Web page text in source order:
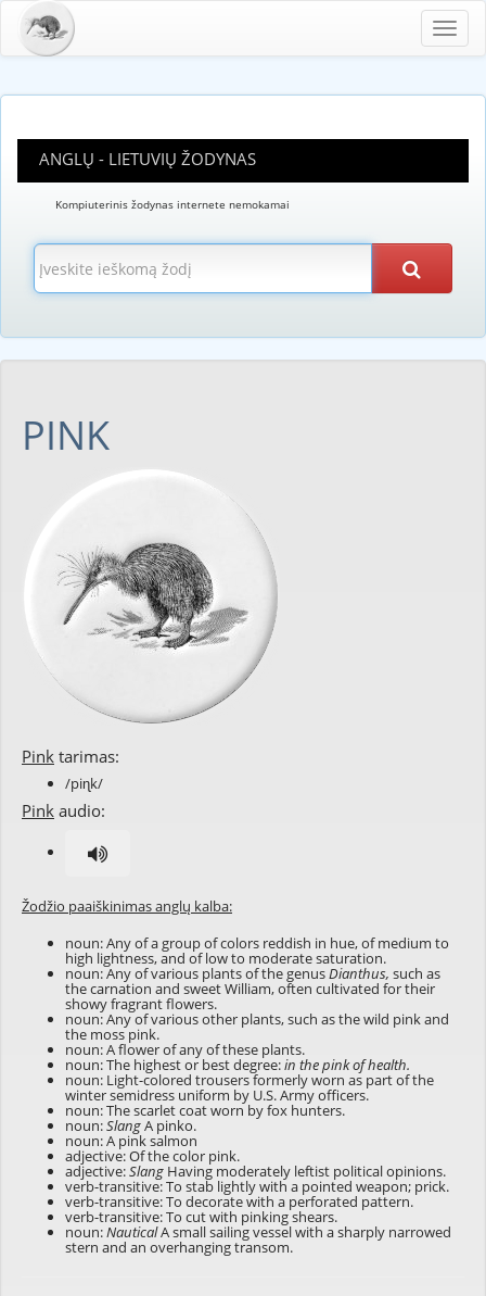
ANGLŲ - LIETUVIŲ ŽODYNAS
Kompiuterinis žodynas internete nemokamai
PINK
Pink tarimas:
/piɳk/
Pink audio:
Žodžio paaiškinimas anglų kalba:
noun: Any of a group of colors reddish in hue, of medium to
high lightness, and of low to moderate saturation.
noun: Any of various plants of the genusDianthus, such as
the carnation and sweet William, often cultivated for their
showy fragrant flowers.
noun: Any of various other plants, such as the wild pink and
the moss pink.
noun: A flower of any of these plants.
noun: The highest or best degree:in the pink of health.
noun: Light-colored trousers formerly worn as part of the
winter semidress uniform by U.S. Army officers.
noun: The scarlet coat worn by fox hunters.
noun:SlangA pinko.
noun: A pink salmon
adjective: Of the color pink.
adjective:Slang Having moderately leftist political opinions.
verb-transitive: To stab lightly with a pointed weapon; prick.
verb-transitive: To decorate with a perforated pattern.
verb-transitive: To cut with pinking shears.
noun:NauticalA small sailing vessel with a sharply narrowed
stern and an overhanging transom.